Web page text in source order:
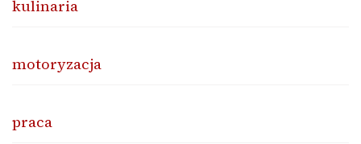
kulinaria
motoryzacja
praca